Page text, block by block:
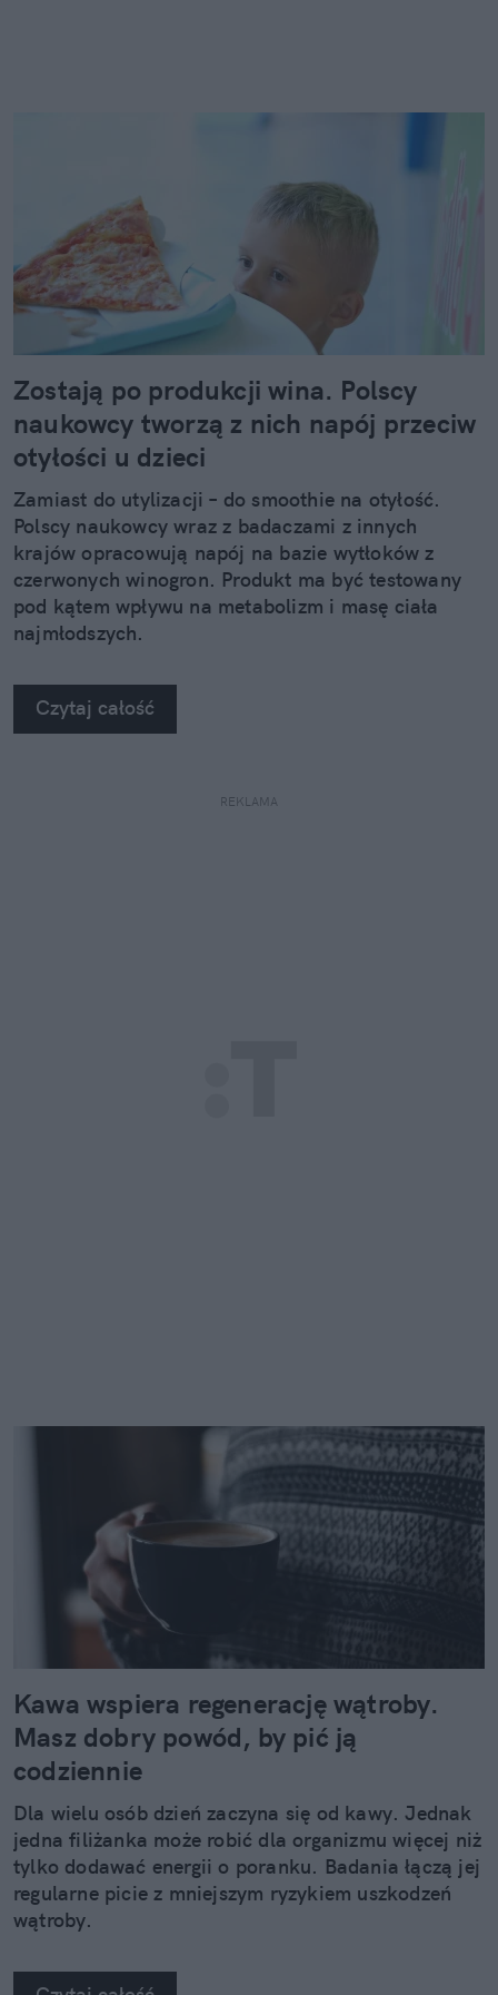
Zostają po produkcji wina. Polscy
naukowcy tworzą z nich napój przeciw
otyłości u dzieci
Zamiast do utylizacji – do smoothie na otyłość.
Polscy naukowcy wraz z badaczami z innych
krajów opracowują napój na bazie wytłoków z
czerwonych winogron. Produkt ma być testowany
pod kątem wpływu na metabolizm i masę ciała
najmłodszych.
Czytaj całość
REKLAMA
Kawa wspiera regenerację wątroby.
Masz dobry powód, by pić ją
codziennie
Dla wielu osób dzień zaczyna się od kawy. Jednak
jedna filiżanka może robić dla organizmu więcej niż
tylko dodawać energii o poranku. Badania łączą jej
regularne picie z mniejszym ryzykiem uszkodzeń
wątroby.